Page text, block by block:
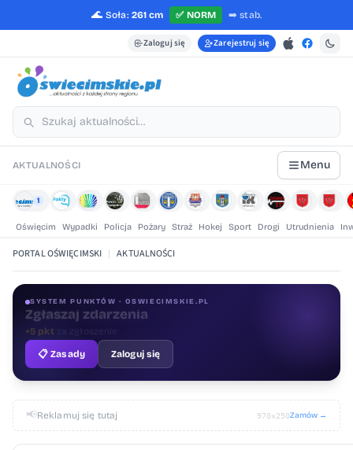
🌊 Soła: 261 cm ✅ NORM ➡️stab.
Zaloguj się Zarejestruj się
AKTUALNOŚCI Menu
1
Oświęcim Wypadki Policja Pożary Straż Hokej Sport Drogi Utrudnienia
PORTAL OŚWIĘCIMSKI | AKTUALNOŚCI
SYSTEM PUNKTÓW · OSWIECIMSKIE.PL
Oceniaj treści
+1 pktza ocenę
📋 Zasady
Zaloguj się
📢Reklamuj się tutaj 970×250Zamów →